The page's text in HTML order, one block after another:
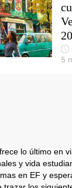
5
lo último en
y vida
en EF y